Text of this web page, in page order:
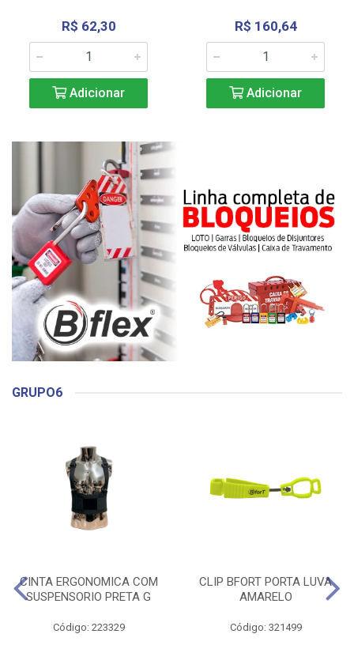
R$ 62,30
Adicionar
R$ 160,64
Adicionar
GRUPO6
CINTA ERGONOMICA COM
SUSPENSORIO PRETA G
Código: 223329
CLIP BFORT PORTA LUVA
AMARELO
Código: 321499